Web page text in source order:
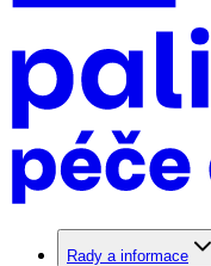
Rady a informace